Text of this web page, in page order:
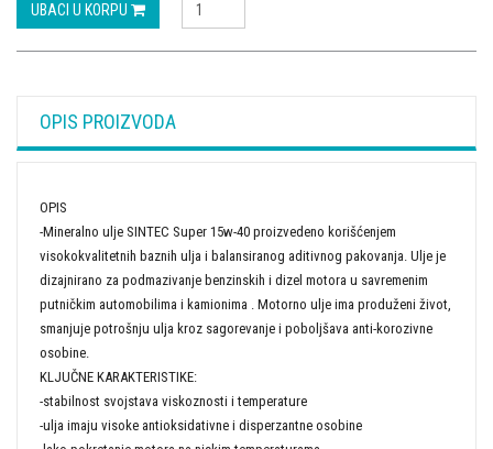
UBACI U KORPU
OPIS PROIZVODA
OPIS
-Mineralno ulje SINTEC Super 15w-40 proizvedeno korišćenjem
visokokvalitetnih baznih ulja i balansiranog aditivnog pakovanja. Ulje je
dizajnirano za podmazivanje benzinskih i dizel motora u savremenim
putničkim automobilima i kamionima . Motorno ulje ima produženi život,
smanjuje potrošnju ulja kroz sagorevanje i poboljšava anti-korozivne
osobine.
KLJUČNE KARAKTERISTIKE:
-stabilnost svojstava viskoznosti i temperature
-ulja imaju visoke antioksidativne i disperzantne osobine